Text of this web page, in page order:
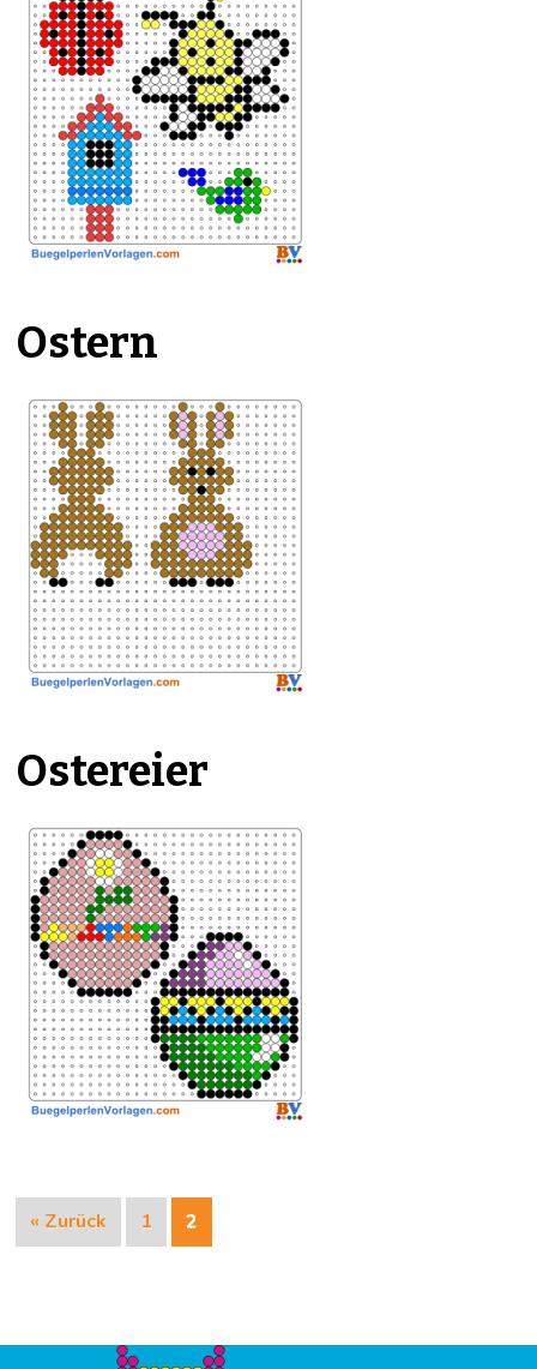
Ostern
Ostereier
« Zurück 1 2